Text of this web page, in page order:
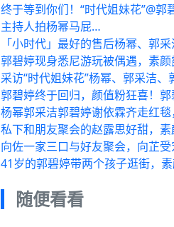
终于等到你们！“时代姐妹花”@郭
主持人拍杨幂马屁…
「小时代」最好的售后杨幂、郭
郭碧婷现身悉尼游玩被偶遇，素
采访“时代姐妹花”杨幂、郭采洁
郭碧婷终于回归，颜值粉狂喜！
杨幂郭采洁郭碧婷谢依霖齐走红
私下和朋友聚会的赵露思好甜，
向佐一家三口与好友聚会，向芷
41岁的郭碧婷带两个孩子逛街，
随便看看